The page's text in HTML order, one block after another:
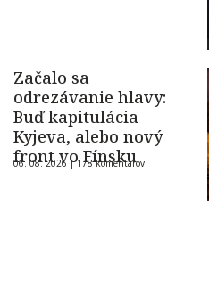
Začalo sa
odrezávanie hlavy:
Buď kapitulácia
Kyjeva, alebo nový
front vo Fínsku
06. 08. 2026 |178 komentárov